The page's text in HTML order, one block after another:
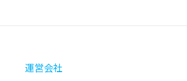
運営会社